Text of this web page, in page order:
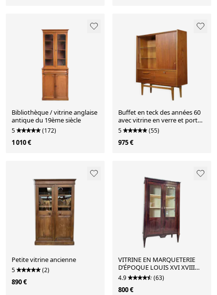
Bibliothèque / vitrine anglaise
antique du 19ème siècle
5 (172)
1 010 €
Buffet en teck des années 60
avec vitrine en verre et porte
coulissante.
5 (55)
975 €
Petite vitrine ancienne
5 (2)
890 €
VITRINE EN MARQUETERIE
D’ÉPOQUE LOUIS XVI XVIII
EME SIÈCLE
4.9 (63)
800 €